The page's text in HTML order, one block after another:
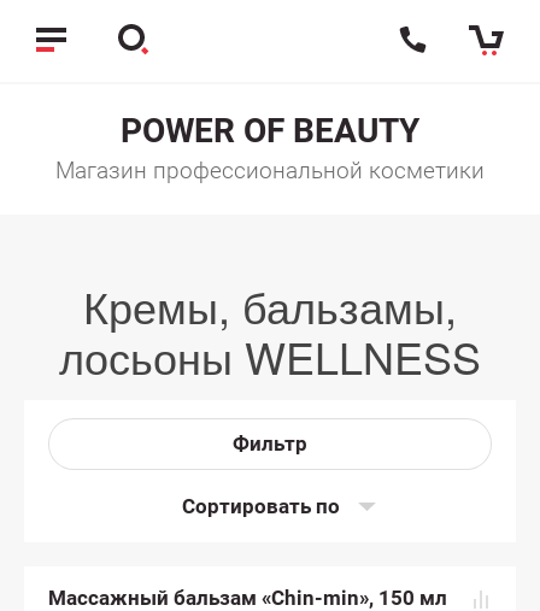
POWER OF BEAUTY
Магазин профессиональной косметики
Кремы, бальзамы,
лосьоны WELLNESS
Сортировать по
Фильтр
Массажный бальзам «Chin-min», 150 мл